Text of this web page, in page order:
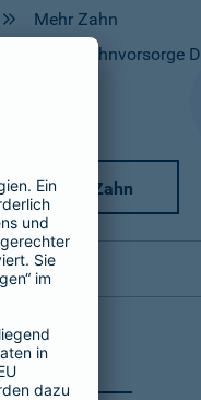
Mehr Zahn
Mehr Zahnvorsorge D
Mehr Zahn
Telearzt